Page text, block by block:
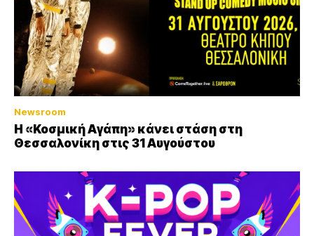
Newsroom
Η «Κοσμική Αγάπη» κάνει στάση στη
Θεσσαλονίκη στις 31 Αυγούστου